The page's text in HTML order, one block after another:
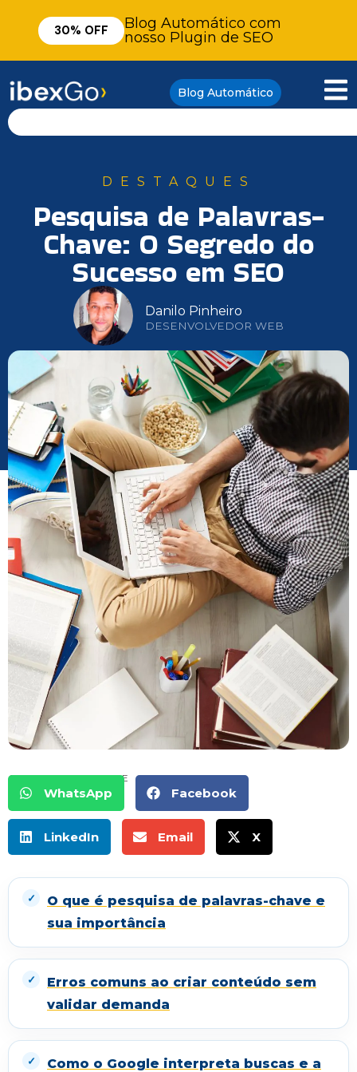
30% OFF
Blog Automático com
nosso Plugin de SEO
Blog Automático
DESTAQUES
Pesquisa de Palavras-
Chave: O Segredo do
Sucesso em SEO
Danilo Pinheiro
DESENVOLVEDOR WEB
COMPARTILHE
WhatsApp Facebook
LinkedIn Email X
O que é pesquisa de palavras-chave e
sua importância
Erros comuns ao criar conteúdo sem
validar demanda
Como o Google interpreta buscas e a